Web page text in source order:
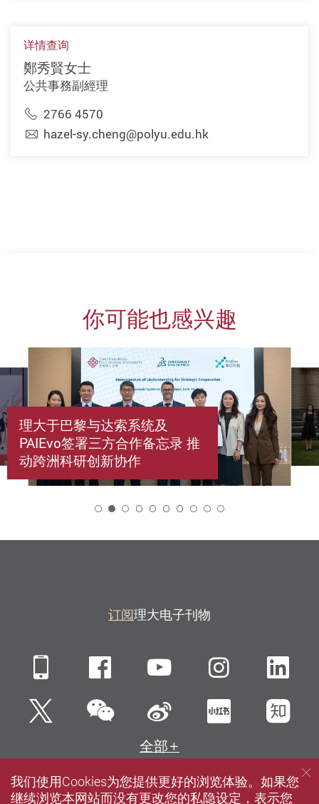
详情查询
鄭秀賢女士
公共事務副經理
2766 4570
hazel-sy.cheng@polyu.edu.hk
你可能也感兴趣
理大于巴黎与达索系统及
PAIEvo签署三方合作备忘录 推
动跨洲科研创新协作
订阅理大电子刊物
Mobile FacebookYouTube
Twitter微信 新浪微博小红书知
全部
网站指南 联络我们 私隐政策声明
使用条款
我们使用Cookies为您提供更好的浏览体验。如果您
继续浏览本网站而没有更改您的私隐设定，表示您